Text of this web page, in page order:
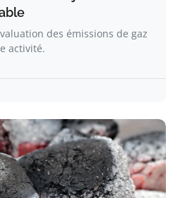
des émissions de gaz
activité.